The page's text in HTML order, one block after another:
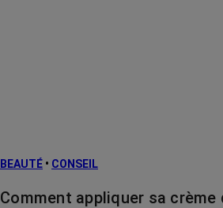
BEAUTÉ • CONSEIL
Comment appliquer sa crème